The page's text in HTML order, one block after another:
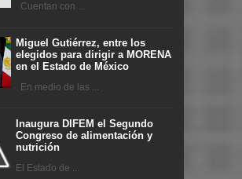
Cuentan con ...
Miguel Gutiérrez, entre los
elegidos para dirigir a MORENA
en el Estado de México
En medio de las ...
Inaugura DIFEM el Segundo
Congreso de alimentación y
nutrición
El Estado de ...